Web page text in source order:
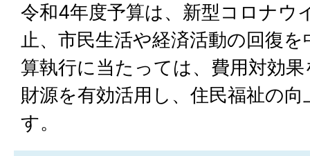
令和4年度予算は、新型コロナウ
止、市民生活や経済活動の回復
算執行に当たっては、費用対効
財源を有効活用し、住民福祉の
す。